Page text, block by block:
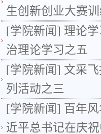
生创新创业大赛
[学院新闻] 理论
治理论学习之五
[学院新闻] 文采
列活动之三
[学院新闻] 百年
近平总书记在庆